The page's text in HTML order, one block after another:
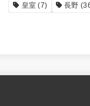
皇室 (7) 長野